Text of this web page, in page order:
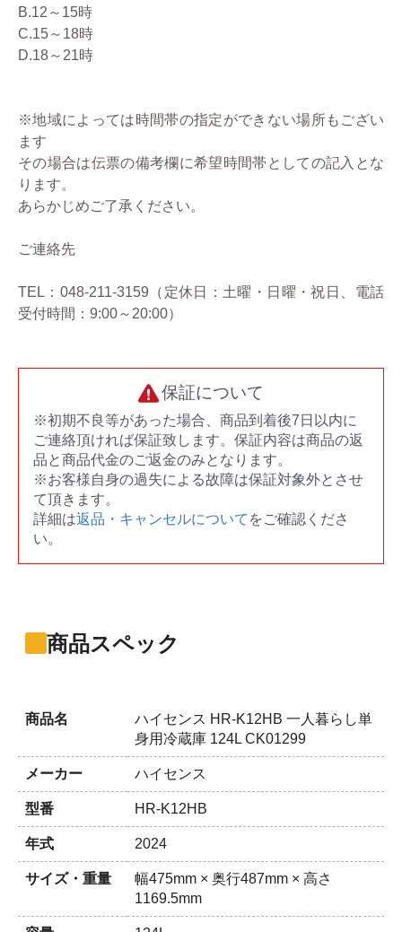
B.12～15時
C.15～18時
D.18～21時
※地域によっては時間帯の指定ができない場所もござい
ます
その場合は伝票の備考欄に希望時間帯としての記入とな
ります。
あらかじめご了承ください。
ご連絡先
TEL：048-211-3159（定休日：土曜・日曜・祝日、電話
受付時間：9:00～20:00）
保証について
※初期不良等があった場合、商品到着後7日以内に
ご連絡頂ければ保証致します。保証内容は商品の返
品と商品代金のご返金のみとなります。
※お客様自身の過失による故障は保証対象外とさせ
て頂きます。
詳細は返品・キャンセルについて をご確認くださ
い。
商品スペック
商品名
ハイセンス HR-K12HB 一人暮らし単
身用冷蔵庫 124L CK01299
メーカー ハイセンス
型番 HR-K12HB
年式 2024
サイズ・重量
幅475mm × 奥行487mm × 高さ
1169.5mm